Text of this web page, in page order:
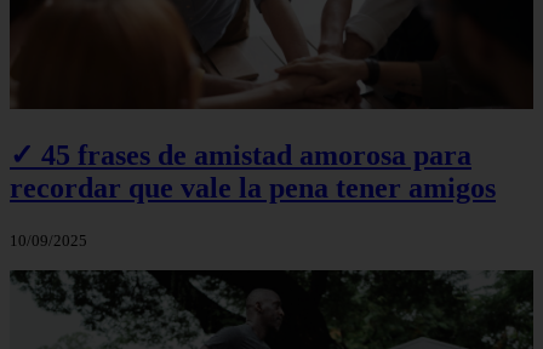
✓ 45 frases de amistad amorosa para
recordar que vale la pena tener amigos
10/09/2025